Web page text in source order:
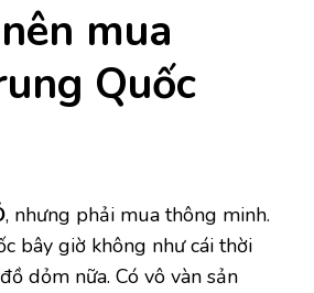
mua
Quốc
, nhưng phải mua thông minh.
bây giờ không như cái thời
dỏm nữa. Có vô vàn sản